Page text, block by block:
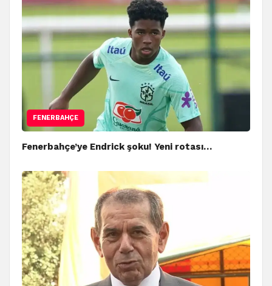
FENERBAHÇE
Fenerbahçe’ye Endrick şoku! Yeni rotası…